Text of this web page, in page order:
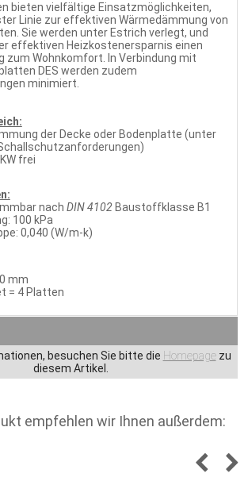
bieten vielfältige Einsatzmöglichkeiten,
Linie zur effektiven Wärmedämmung von
Sie werden unter Estrich verlegt, und
effektiven Heizkostenersparnis einen
zum Wohnkomfort. In Verbindung mit
DES werden zudem
minimiert.
der Decke oder Bodenplatte (unter
frei
nach DIN 4102 Baustoffklasse B1
100 kPa
0,040 (W/m-k)
mm
= 4 Platten
besuchen Sie bitte die Homepagezu
diesem Artikel.
empfehlen wir Ihnen außerdem: